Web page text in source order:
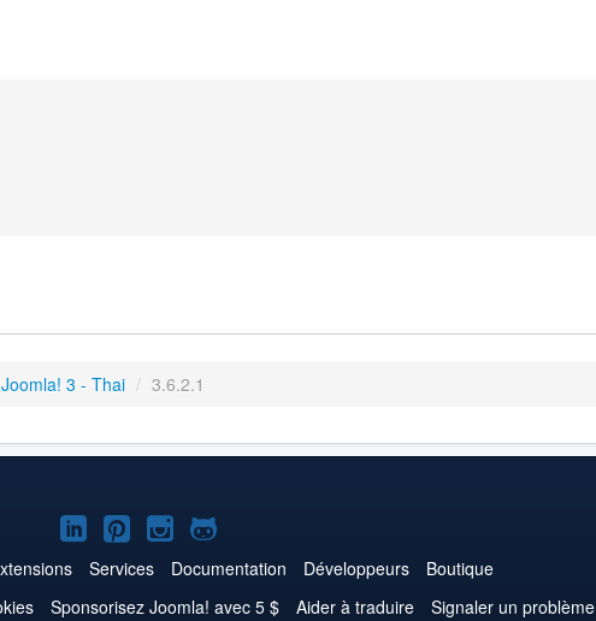
Joomla! 3 - Thai / 3.6.2.1
Joomla!
sur
YouTube
Joomla!
sur
LinkedIn
Joomla!
sur
Pinterest
Joomla!
sur
Instagram
Joomla!
sur
GitHub
Services Documentation Développeurs
Boutique
Sponsorisez Joomla! avec 5 $ Aider à traduire Signaler un problème